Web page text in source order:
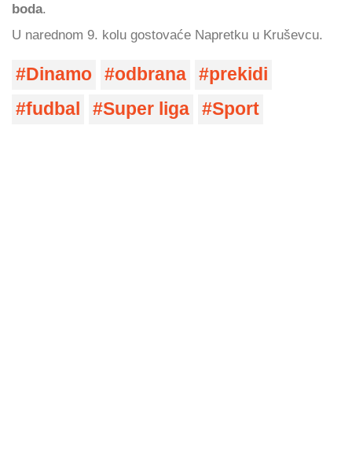
boda.
U narednom 9. kolu gostovaće Napretku u Kruševcu.
Dinamo odbrana
prekidi
fudbal
Super liga Sport